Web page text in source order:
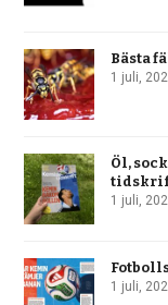
Bästa
1 juli,
Öl,
1 juli,
1 juli,